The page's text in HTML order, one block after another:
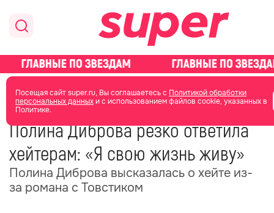
Посещая сайт super.ru, Вы соглашаетесь с Политикой обработки
персональных данныхи с использованием файлов cookie, указанных в
Политике.
главная новости о звездах новости
23 мая
Полина Диброва резко ответила
хейтерам: «Я свою жизнь живу»
Полина Диброва высказалась о хейте из-
за романа с Товстиком